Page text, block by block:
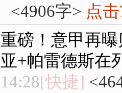
<4906字> 点
重磅！意甲再
亚+帕雷德斯在
14:28[快捷]